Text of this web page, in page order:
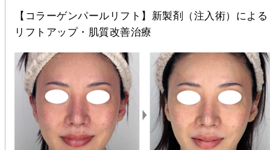
【コラーゲンパールリフト】新製剤（注入術）による
リフトアップ・肌質改善治療